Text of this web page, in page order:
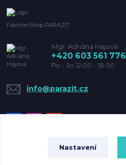
FashionShop PARAZIT
Mgr. Adriána Hajová
+420 603 561 776
Po - So 12:00 - 18:00
info@parazit.cz
Nastavení